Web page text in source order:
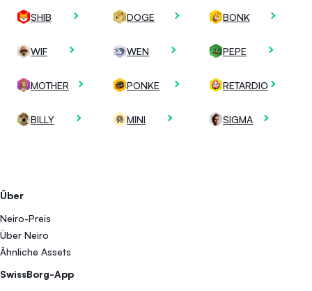
Über
Neiro-Preis
Über Neiro
Ähnliche Assets
SwissBorg-App
SHIB DOGE BONK
WIF WEN PEPE
MOTHER PONKE RETARDIO
BILLY MINI SIGMA